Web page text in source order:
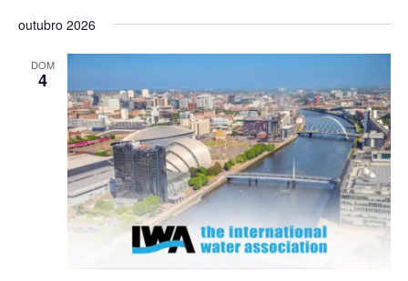
v
e
g
a
ç
ã
o
d
e
v
e
a
ç
ã
o
d
o
v
s
a
e
outubro 2026
DOM
4